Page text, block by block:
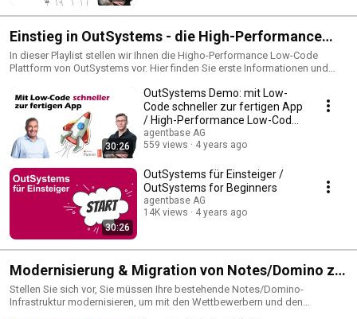
Einstieg in OutSystems - die High-Performance
Low-Code Plattform
In dieser Playlist stellen wir Ihnen die Higho-Performance Low-Code
Plattform von OutSystems vor. Hier finden Sie erste Informationen und
Grund bieten wir als zertifizierter OutSystems Partner neben unseren
Consulting-Leistungen und Managed Services auch zertifizierte Aus- und
Weiterbildungen für OutSystems an. Unser Ziel als Kompetenzzentrum ist
es sowohl die Neueinsteiger als auch IT-Spezialisten für die OutSystems
Plattform auszubilden und zu schulen. In diesem Zusammenhang bieten
wir verschiedene Bausteine, die jedem einen individuellen Einstieg in die
moderne Entwicklung mit OutSystems ermöglichen - vom Webinar, über
einen Jump Start Workshop bis hin zu den offiziellen OutSystems Boot
Camps.
30:26
OutSystems Demo: mit Low-
Code schneller zur fertigen App
/ High-Performance Low-Code
mit OutSystems
agentbase AG
559 views
4 years ago
30:26
OutSystems für Einsteiger /
OutSystems for Beginners
agentbase AG
14K views
4 years ago
Modernisierung & Migration von Notes/Domino zu
einer moderneren Applikations-Plattform
Stellen Sie sich vor, Sie müssen Ihre bestehende Notes/Domino-
Infrastruktur modernisieren, um mit den Wettbewerbern und den